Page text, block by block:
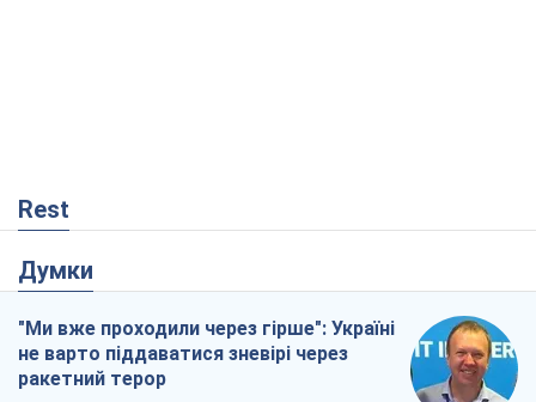
Rest
Думки
"Ми вже проходили через гірше": Україні
не варто піддаватися зневірі через
ракетний терор